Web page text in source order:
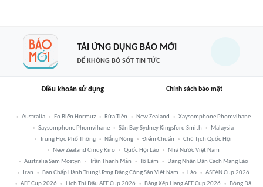
TẢI ỨNG DỤNG BÁO MỚI
ĐỂ KHÔNG BỎ SÓT TIN TỨC
Điều khoản sử dụng Chính sách bảo mật
Australia Eo Biển Hormuz Rửa Tiền New Zealand
Xaysomphone Phomvihane
Saysomphone Phomvihane
Sân Bay Sydney Kingsford Smith
Malaysia
Trung Học Phổ Thông
Nắng Nóng Điểm Chuẩn
Chủ Tịch Quốc Hội
New Zealand Cindy Kiro
Quốc Hội Lào
Nhà Nước Việt Nam
Australia Sam Mostyn
Trần Thanh Mẫn Tô Lâm
Đảng Nhân Dân Cách Mạng Lào
Iran
Ban Chấp Hành Trung Ương Đảng Cộng Sản Việt Nam Lào
ASEAN Cup 2026
AFF Cup 2026
Lịch Thi Đấu AFF Cup 2026 Bảng Xếp Hạng AFF Cup 2026 Bóng Đá